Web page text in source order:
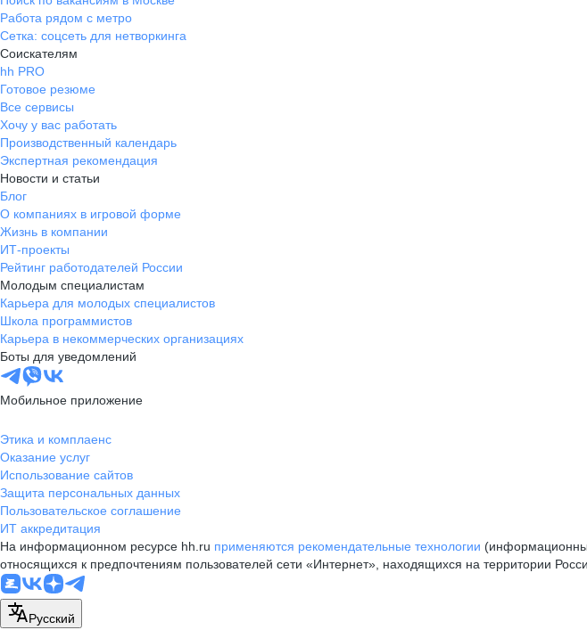
Работа рядом с метро
Сетка: соцсеть для нетворкинга
Соискателям
hh PRO
Готовое резюме
Все сервисы
Хочу у вас работать
Производственный календарь
Экспертная рекомендация
Новости и статьи
Блог
О компаниях в игровой форме
Жизнь в компании
ИТ-проекты
Рейтинг работодателей России
Молодым специалистам
Карьера для молодых специалистов
Школа программистов
Карьера в некоммерческих организациях
Боты для уведомлений
Мобильное приложение
Этика и комплаенс
Оказание услуг
Использование сайтов
Защита персональных данных
Пользовательское соглашение
ИТ аккредитация
На информационном ресурсе hh.ru применяются рекомендательные технологии
относящихся к предпочтениям пользователей сети «Интернет», находящихся на территории
Русский